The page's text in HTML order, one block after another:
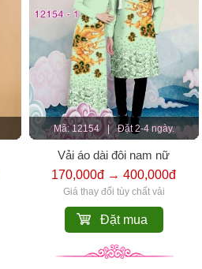
Mã: 12154 | Đặt 2-4 ngày.
Vải áo dài đôi nam nữ
170,000đ → 400,000đ
Giá thay đổi tùy chất vải
Đặt mua